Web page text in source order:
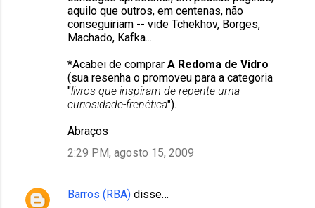
aquilo que outros, em centenas, não
conseguiriam -- vide Tchekhov, Borges,
Machado, Kafka...
*Acabei de comprar A Redoma de Vidro
(sua resenha o promoveu para a categoria
"livros-que-inspiram-de-repente-uma-
curiosidade-frenética").
Abraços
2:29 PM, agosto 15, 2009
Barros (RBA) disse…